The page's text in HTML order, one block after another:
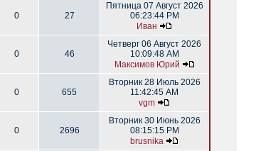
0 27
Пятница 07 Август 2026
06:23:44 PM
Иван
0 46
Четверг 06 Август 2026
10:09:48 AM
Максимов Юрий
0 655
Вторник 28 Июль 2026
11:42:45 AM
vgm
0 2696
Вторник 30 Июнь 2026
08:15:15 PM
brusnika